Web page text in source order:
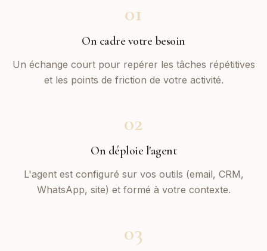
01
On cadre votre besoin
Un échange court pour repérer les tâches répétitives
et les points de friction de votre activité.
02
On déploie l'agent
L'agent est configuré sur vos outils (email, CRM,
WhatsApp, site) et formé à votre contexte.
03